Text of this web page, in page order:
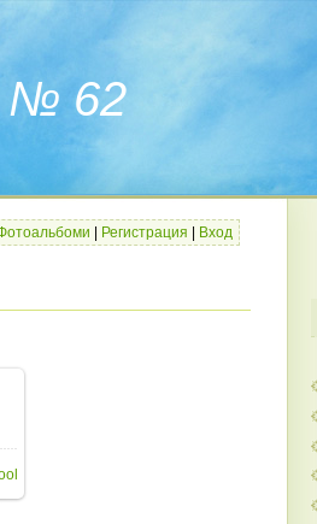
№ 62
Регистрация Вход